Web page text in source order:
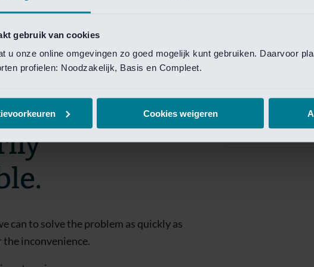
gebruik van cookies
u onze online omgevingen zo goed mogelijk kunt gebruiken. Daarvoor
profielen: Noodzakelijk, Basis en Compleet.
Cookies weigeren
Van Lanschot
om toegang te krijgen.
page is
can to solve the problem as quickly as
inconvenience.